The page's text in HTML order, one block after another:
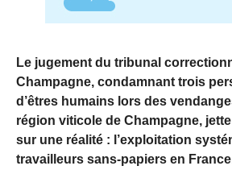
Le jugement du tribunal
Champagne, condamnant trois
d’êtres humains lors des
région viticole de Champagne,
sur une réalité : l’exploitation
travailleurs sans-papiers en